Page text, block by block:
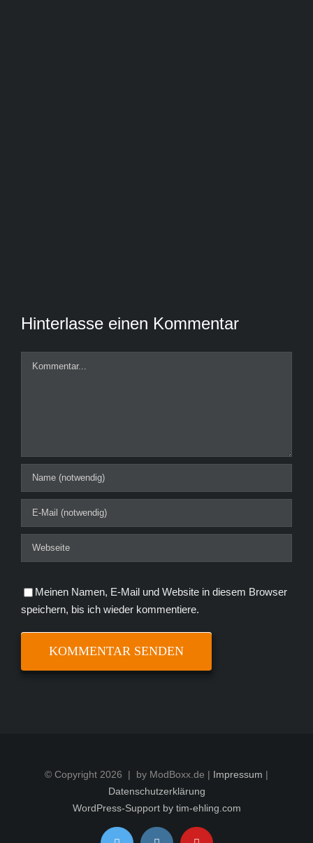
Hinterlasse einen Kommentar
Kommentar
Meinen Namen, E-Mail und Website in diesem Browser
speichern, bis ich wieder kommentiere.
© Copyright 2026 | by ModBoxx.de | Impressum |
Datenschutzerklärung
WordPress-Support by tim-ehling.com